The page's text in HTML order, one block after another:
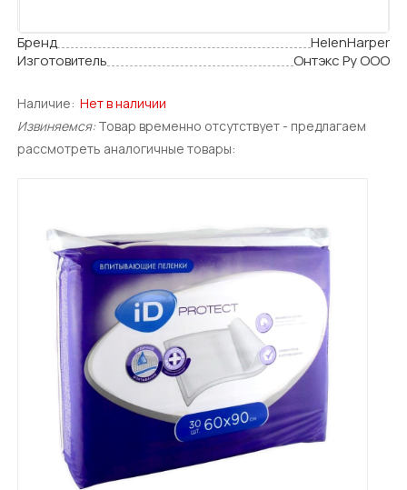
Бренд
HelenHarper
Изготовитель
Онтэкс Ру ООО
Наличие: Нет в наличии
Извиняемся: Товар временно отсутствует - предлагаем
рассмотреть аналогичные товары: